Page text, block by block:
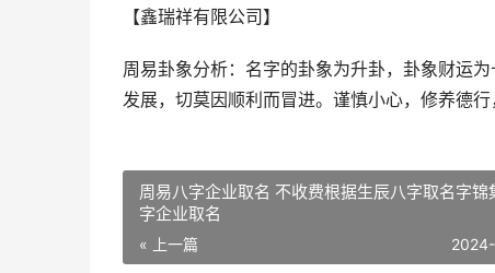
【鑫瑞祥有限公司】
周易卦象分析：名字的卦象为升卦，卦象财运
发展，切莫因顺利而冒进。谨慎小心，修养德
周易八字企业取名 不收费根据生辰八字取名字锦
字企业取名
« 上一篇